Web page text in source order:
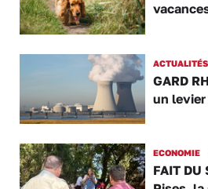
ACTUALITÉS
GARD
un
ECONOMIE
FAIT